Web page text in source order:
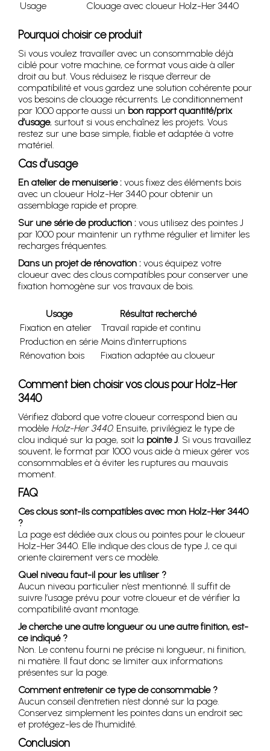
Usage Clouage avec cloueur Holz-Her 3440
Pourquoi choisir ce produit
Si vous voulez travailler avec un consommable déjà
ciblé pour votre machine, ce format vous aide à aller
droit au but. Vous réduisez le risque d’erreur de
compatibilité et vous gardez une solution cohérente pour
vos besoins de clouage récurrents. Le conditionnement
par 1000 apporte aussi un bon rapport quantité/prix
d’usage, surtout si vous enchaînez les projets. Vous
restez sur une base simple, fiable et adaptée à votre
matériel.
Cas d’usage
En atelier de menuiserie : vous fixez des éléments bois
avec un cloueur Holz-Her 3440 pour obtenir un
assemblage rapide et propre.
Sur une série de production : vous utilisez des pointes J
par 1000 pour maintenir un rythme régulier et limiter les
recharges fréquentes.
Dans un projet de rénovation : vous équipez votre
cloueur avec des clous compatibles pour conserver une
fixation homogène sur vos travaux de bois.
Usage
Résultat recherché
Fixation en atelier
Travail rapide et continu
Production en série Moins d’interruptions
Rénovation bois
Fixation adaptée au cloueur
Comment bien choisir vos clous pour Holz-Her
3440
Vérifiez d’abord que votre cloueur correspond bien au
modèle Holz-Her 3440. Ensuite, privilégiez le type de
clou indiqué sur la page, soit la pointe J. Si vous travaillez
souvent, le format par 1000 vous aide à mieux gérer vos
consommables et à éviter les ruptures au mauvais
moment.
FAQ
Ces clous sont-ils compatibles avec mon Holz-Her 3440
?
La page est dédiée aux clous ou pointes pour le cloueur
Holz-Her 3440. Elle indique des clous de type J, ce qui
oriente clairement vers ce modèle.
Quel niveau faut-il pour les utiliser ?
Aucun niveau particulier n’est mentionné. Il suffit de
suivre l’usage prévu pour votre cloueur et de vérifier la
compatibilité avant montage.
Je cherche une autre longueur ou une autre finition, est-
ce indiqué ?
Non. Le contenu fourni ne précise ni longueur, ni finition,
ni matière. Il faut donc se limiter aux informations
présentes sur la page.
Comment entretenir ce type de consommable ?
Aucun conseil d’entretien n’est donné sur la page.
Conservez simplement les pointes dans un endroit sec
et protégez-les de l’humidité.
Conclusion